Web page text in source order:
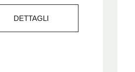
DETTAGLI